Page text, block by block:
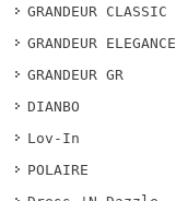
GRANDEUR CLASSIC
GRANDEUR ELEGANCE
GRANDEUR GR
DIANBO
Lov-In
POLAIRE